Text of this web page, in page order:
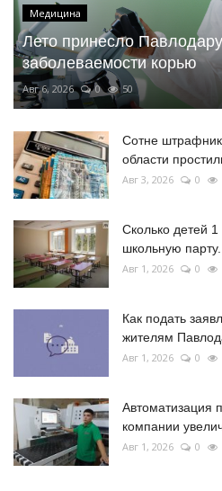
Медицина
Лето принесло
заболеваемости корью
Авг 6, 2026 0 50
Сотне
области
Авг 3, 2026 0
Сколько детей
школьную
Авг 1, 2026 0
Как подать
жителям
Авг 1, 2026 0
Автоматизация
компании
Авг 1, 2026 0